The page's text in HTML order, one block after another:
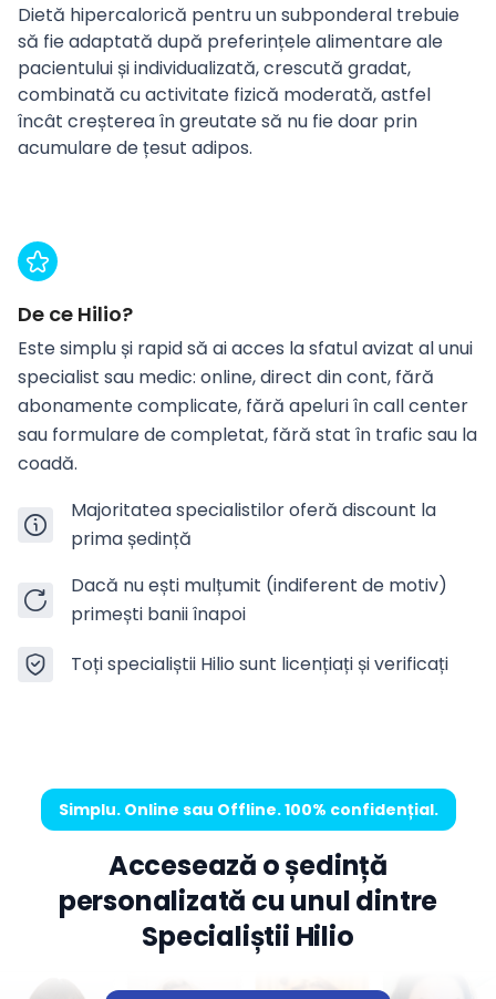
Dietă hipercalorică pentru un subponderal trebuie
să fie adaptată după preferințele alimentare ale
pacientului și individualizată, crescută gradat,
combinată cu activitate fizică moderată, astfel
încât creșterea în greutate să nu fie doar prin
acumulare de țesut adipos.
De ce Hilio?
Este simplu și rapid să ai acces la sfatul avizat al unui
specialist sau medic: online, direct din cont, fără
abonamente complicate, fără apeluri în call center
sau formulare de completat, fără stat în trafic sau la
coadă.
Majoritatea specialistilor oferă discount la
prima ședință
Dacă nu ești mulțumit (indiferent de motiv)
primești banii înapoi
Toți specialiștii Hilio sunt licențiați și verificați
Simplu. Online sau Offline. 100% confidențial.
Accesează o ședință
personalizată cu unul dintre
Specialiștii Hilio